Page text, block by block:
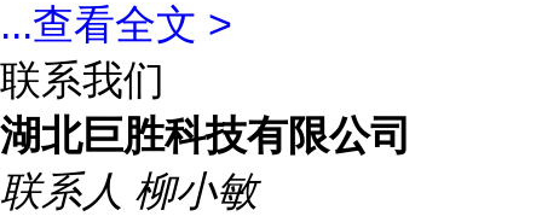
...查看全文 >
联系我们
湖北巨胜科技有限公司
联系人 柳小敏